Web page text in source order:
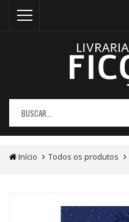
Início Todos os produtos